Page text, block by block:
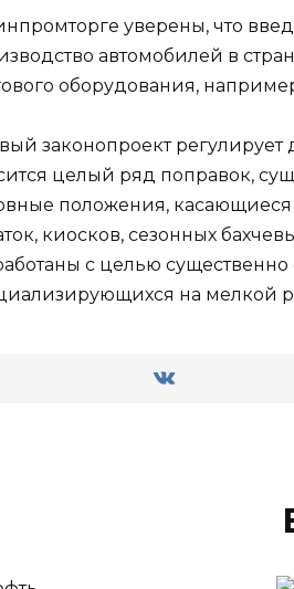
уверены, что
автомобилей в
оборудования,
законопроект регулирует
целый ряд поправок,
положения, касающиеся
киосков, сезонных
с целью
на мелкой